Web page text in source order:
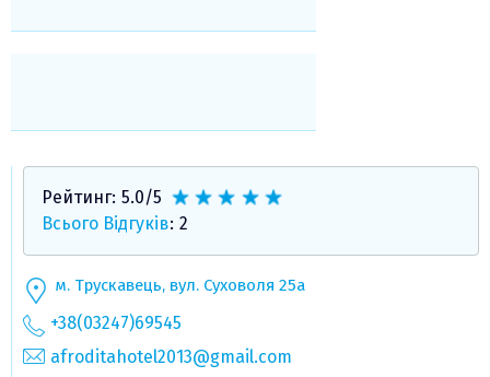
Рейтинг: 5.0/5
Всього Відгуків: 2
м. Трускавець, вул. Суховоля 25а
+38(03247)69545
afroditahotel2013@gmail.com